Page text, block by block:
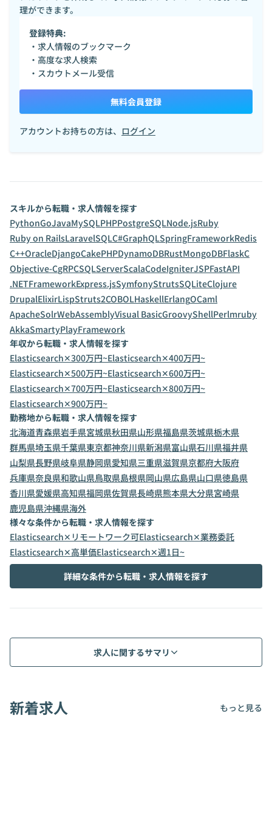
理ができます。
登録特典:
・求人情報のブックマーク
・高度な求人検索
・スカウトメール受信
無料会員登録
アカウントお持ちの方は、 ログイン
スキルから転職・求人情報を探す
PythonGoJavaMySQLPHPPostgreSQLNode.jsRuby
Ruby on RailsLaravelSQLC#GraphQLSpringFrameworkRedis
C++OracleDjangoCakePHPDynamoDBRustMongoDBFlaskC
Objective-CgRPCSQLServerScalaCodeIgniterJSPFastAPI
.NETFrameworkExpress.jsSymfonyStrutsSQLiteClojure
DrupalElixirLispStruts2COBOLHaskellErlangOCaml
ApacheSolrWebAssemblyVisual BasicGroovyShellPerlmruby
AkkaSmartyPlayFramework
年収から転職・求人情報を探す
Elasticsearch✕300万円~Elasticsearch✕400万円~
Elasticsearch✕500万円~Elasticsearch✕600万円~
Elasticsearch✕700万円~Elasticsearch✕800万円~
Elasticsearch✕900万円~
勤務地から転職・求人情報を探す
北海道青森県岩手県宮城県秋田県山形県福島県茨城県栃木県
群馬県埼玉県千葉県東京都神奈川県新潟県富山県石川県福井県
山梨県長野県岐阜県静岡県愛知県三重県滋賀県京都府大阪府
兵庫県奈良県和歌山県鳥取県島根県岡山県広島県山口県徳島県
香川県愛媛県高知県福岡県佐賀県長崎県熊本県大分県宮崎県
鹿児島県沖縄県海外
様々な条件から転職・求人情報を探す
Elasticsearch✕リモートワーク可Elasticsearch✕業務委託
Elasticsearch✕高単価Elasticsearch✕週1日~
詳細な条件から転職・求人情報を探す
求人に関するサマリ
新着求人 もっと見る